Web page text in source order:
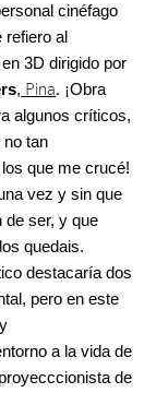
cinéfago
refiero al
3D dirigido por
, Pina. ¡Obra
algunos críticos,
tan
que me crucé!
vez y sin que
de ser, y que
quedais.
destacaría dos
pero en este
a la vida de
de